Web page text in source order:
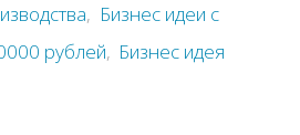
, Бизнес идеи с
рублей, Бизнес идея